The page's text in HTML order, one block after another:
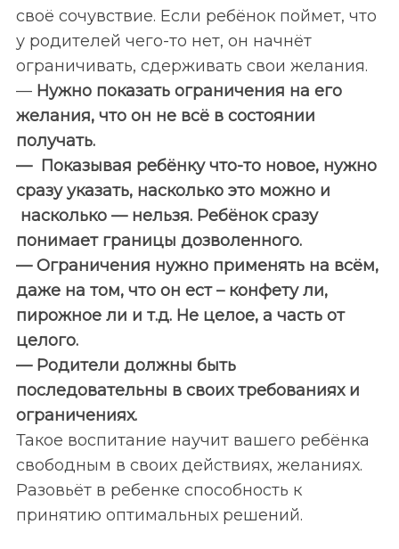
своё сочувствие. Если ребёнок поймет, что
у родителей чего-то нет, он начнёт
ограничивать, сдерживать свои желания.
—Нужно показать ограничения на его
желания, что он не всё в состоянии
получать.
— Показывая ребёнку что-то новое, нужно
сразу указать, насколько это можно и
насколько — нельзя. Ребёнок сразу
понимает границы дозволенного.
— Ограничения нужно применять на всём,
даже на том, что он ест – конфету ли,
пирожное ли и т.д. Не целое, а часть от
целого.
— Родители должны быть
последовательны в своих требованиях и
ограничениях.
Такое воспитание научит вашего ребёнка
свободным в своих действиях, желаниях.
Разовьёт в ребенке способность к
принятию оптимальных решений.